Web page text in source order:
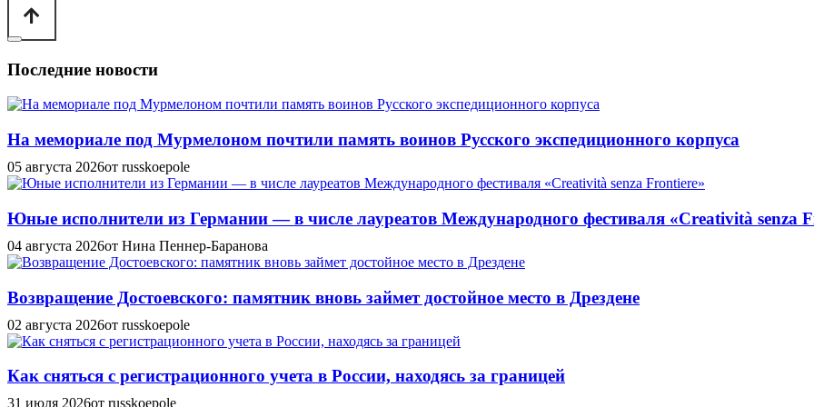
Последние новости
На мемориале под Мурмелоном почтили память воинов Русского экспедиционного корпуса
05 августа 2026от russkoepole
Юные исполнители из Германии — в числе лауреатов Международного фестиваля «Creatività senza
04 августа 2026от Нина Пеннер-Баранова
Возвращение Достоевского: памятник вновь займет достойное место в Дрездене
02 августа 2026от russkoepole
Как сняться с регистрационного учета в России, находясь за границей
31 июля 2026от russkoepole